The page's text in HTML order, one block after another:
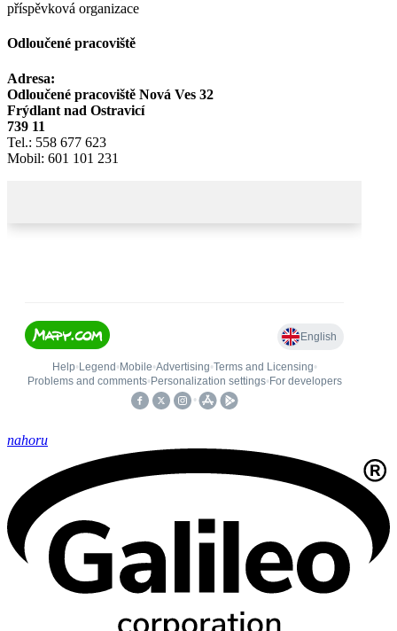
Odloučené pracoviště
Adresa:
Odloučené pracoviště Nová Ves 32
Frýdlant nad Ostravicí
739 11
Tel.: 558 677 623
Mobil: 601 101 231
nahoru